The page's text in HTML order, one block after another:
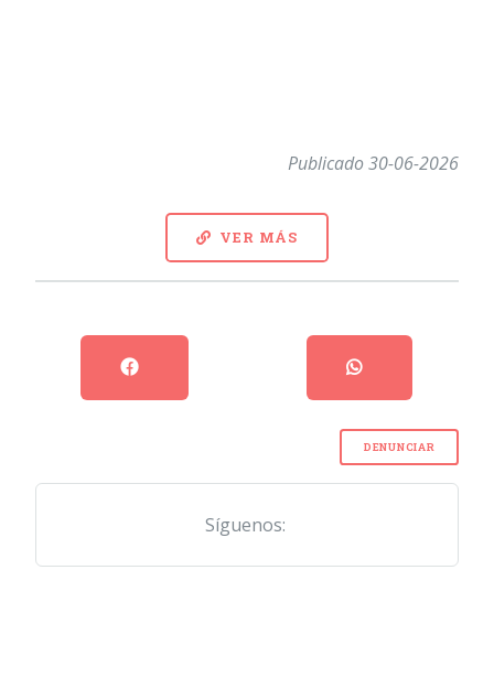
Publicado 30-06-2026
VER MÁS
DENUNCIAR
Síguenos: